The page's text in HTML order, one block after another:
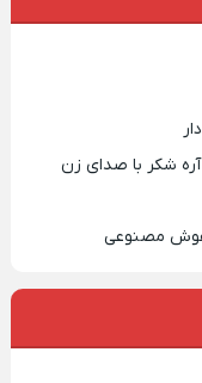
شکر با صدای زن
هوش مصنوعی